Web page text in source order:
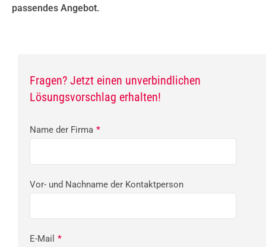
passendes Angebot.
Fragen? Jetzt einen unverbindlichen
Lösungsvorschlag erhalten!
Name der Firma *
Vor- und Nachname der Kontaktperson
E-Mail *